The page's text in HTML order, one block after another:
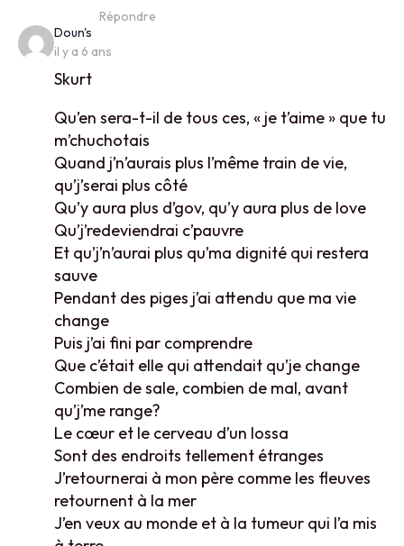
Répondre
Doun's
il y a 6 ans
Skurt
Qu’en sera-t-il de tous ces, « je t’aime » que tu
m’chuchotais
Quand j’n’aurais plus l’même train de vie,
qu’j’serai plus côté
Qu’y aura plus d’gov, qu’y aura plus de love
Qu’j’redeviendrai c’pauvre
Et qu’j’n’aurai plus qu’ma dignité qui restera
sauve
Pendant des piges j’ai attendu que ma vie
change
Puis j’ai fini par comprendre
Que c’était elle qui attendait qu’je change
Combien de sale, combien de mal, avant
qu’j’me range?
Le cœur et le cerveau d’un lossa
Sont des endroits tellement étranges
J’retournerai à mon père comme les fleuves
retournent à la mer
J’en veux au monde et à la tumeur qui l’a mis